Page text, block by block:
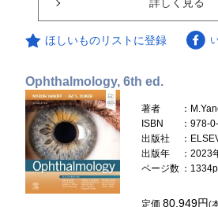
ほしいものリストに登録
Ophthalmology, 6th ed.
著者
：
ISBN
：978-
出版社
：
出版年
：2023
ページ数 ：
定価80,949円(